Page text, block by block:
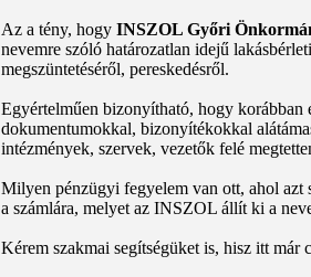
Az a tény, hogy INSZOL Győri
nevemre szóló határozatlan idejű
megszüntetéséről, pereskedésről.
Egyértelműen bizonyítható, hogy korábban
dokumentumokkal, bizonyítékokkal
intézmények, szervek, vezetők felé
Milyen pénzügyi fegyelem van ott, ahol azt
a számlára, melyet az INSZOL állít ki a
Kérem szakmai segítségüket is, hisz itt már